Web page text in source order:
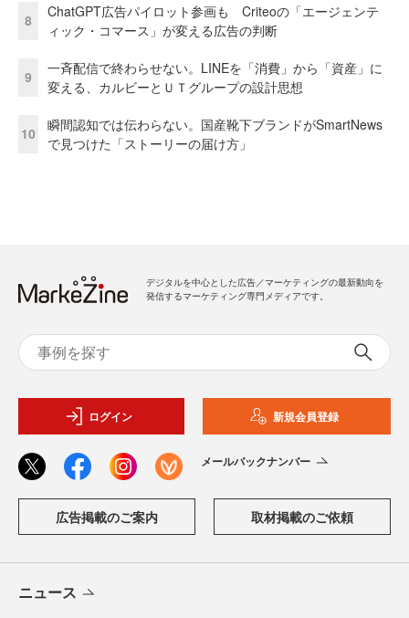
8
ChatGPT広告パイロット参画も Criteoの「エージェンテ
ィック・コマース」が変える広告の判断
9
一斉配信で終わらせない。LINEを「消費」から「資産」に
変える、カルビーとＵＴグループの設計思想
10
瞬間認知では伝わらない。国産靴下ブランドがSmartNews
で見つけた「ストーリーの届け方」
デジタルを中心とした広告／マーケティングの最新動向を
発信するマーケティング専門メディアです。
ログイン 新規会員登録
メールバックナンバー
広告掲載のご案内 取材掲載のご依頼
ニュース